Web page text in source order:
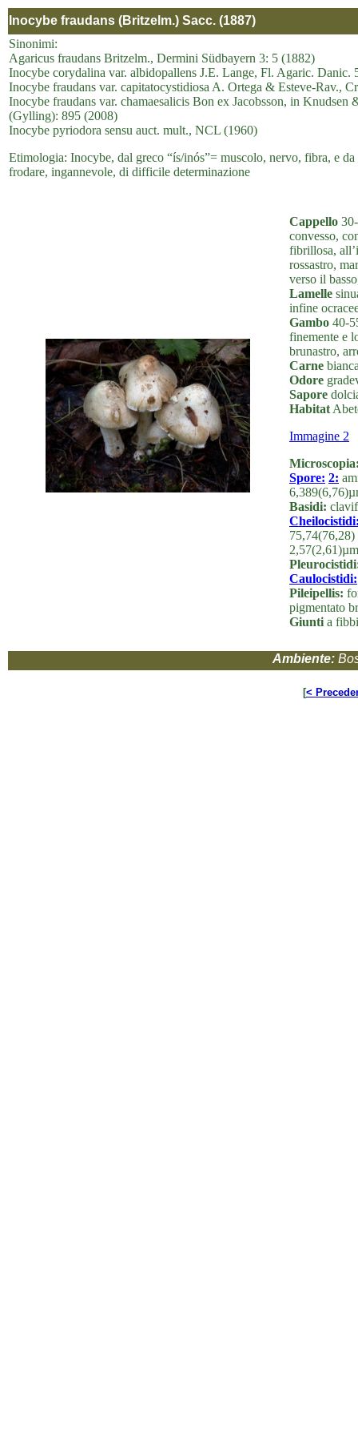
Inocybe fraudans (Britzelm.) Sacc. (1887)
Sinonimi:
Agaricus fraudans Britzelm., Dermini Südbayern 3: 5 (1882)
Inocybe corydalina var. albidopallens J.E. Lange, Fl. Agaric.
Inocybe fraudans var. capitatocystidiosa A. Ortega & Esteve-Rav.,
Inocybe fraudans var. chamaesalicis Bon ex Jacobsson, in
(Gylling): 895 (2008)
Inocybe pyriodora sensu auct. mult., NCL (1960)
Etimologia: Inocybe, dal greco “ís/inós”= muscolo, nervo, fibra, e
frodare, ingannevole, di difficile determinazione
Cappello
convesso,
fibrillosa,
rossastro,
verso il
Lamelle
infine
Gambo 40-
finemente e
brunastro,
Carne
Odore
Sapore
Habitat
Immagine 2
Spore: 2:
Basidi:
Caulocistidi:
Pileipellis:
pigmentato
Giunti a
Ambiente:
[<